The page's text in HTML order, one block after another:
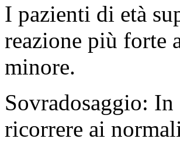
I pazienti di età
reazione più forte
minore.
Sovradosaggio:
ricorrere ai